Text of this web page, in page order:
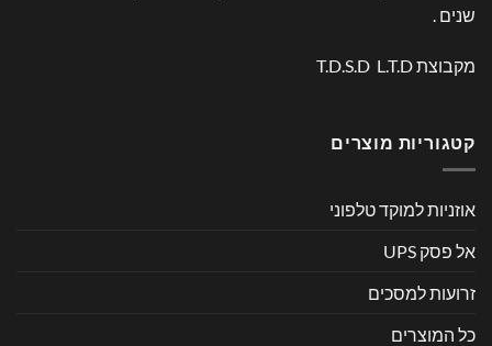
שנים .
מקבוצת T.D.S.D L.T.D
קטגוריות מוצרים
אוזניות למוקד טלפוני
אל פסק UPS
זרועות למסכים
כל המוצרים